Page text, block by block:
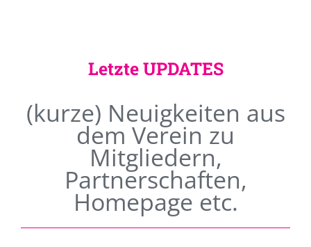
Letzte UPDATES
(kurze) Neuigkeiten aus
dem Verein zu
Mitgliedern,
Partnerschaften,
Homepage etc.